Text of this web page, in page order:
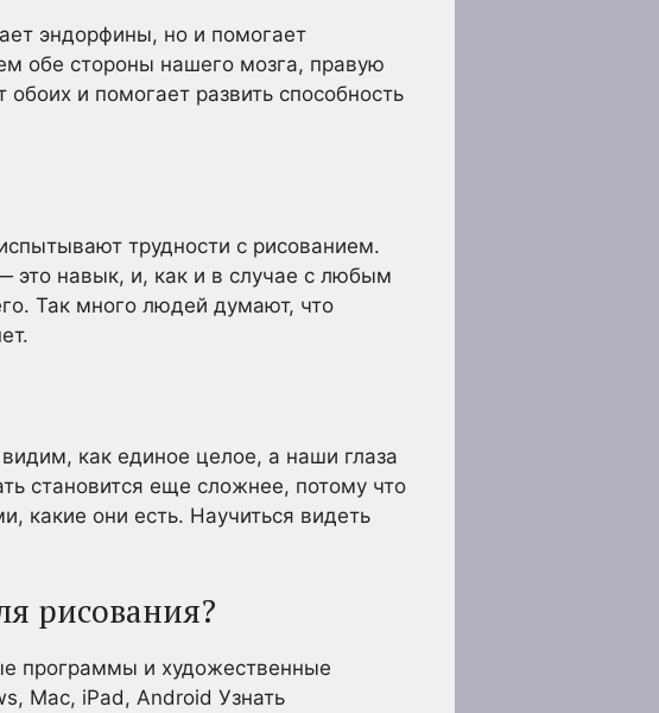
эндорфины, но и помогает
обе стороны нашего мозга, правую
и помогает развить способность
трудности с рисованием.
это навык, и, как и в случае с любым
Так много людей думают, что
как единое целое, а наши глаза
становится еще сложнее, потому что
какие они есть. Научиться видеть
рисования?
программы и художественные
Mac, iPad, Android Узнать